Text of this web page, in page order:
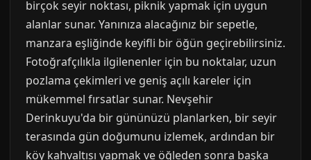
birçok seyir noktası, piknik yapmak için uygun
alanlar sunar. Yanınıza alacağınız bir sepetle,
manzara eşliğinde keyifli bir öğün geçirebilirsiniz.
Fotoğrafçılıkla ilgilenenler için bu noktalar, uzun
pozlama çekimleri ve geniş açılı kareler için
mükemmel fırsatlar sunar. Nevşehir
Derinkuyu'da bir gününüzü planlarken, bir seyir
terasında gün doğumunu izlemek, ardından bir
köy kahvaltısı yapmak ve öğleden sonra başka